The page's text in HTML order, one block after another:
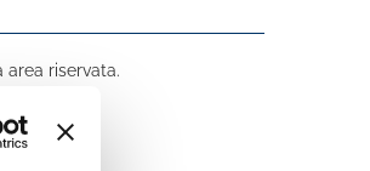
riservata.